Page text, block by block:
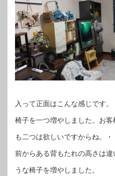
入って正面はこんな感じです。
椅子を一つ増やしました。お
も二つは欲しいですからね。・
前からある背もたれの高さは
うな椅子を増やしました。